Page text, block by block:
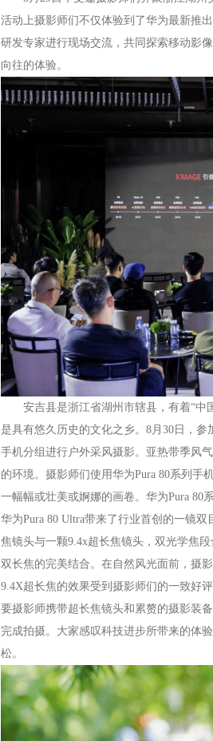
活动上摄影师们不仅体验到了华为最新推
研发专家进行现场交流，共同探索移动影
向往的体验。
安吉县是浙江省湖州市辖县，有着“中
是具有悠久历史的文化之乡。8月30日，参
手机分组进行户外采风摄影。亚热带季风
的环境。摄影师们使用华为Pura 80系列手
一幅幅或壮美或婀娜的画卷。华为Pura 80
华为Pura 80 Ultra带来了行业首创的一镜
焦镜头与一颗9.4x超长焦镜头，双光学焦
双长焦的完美结合。在自然风光面前，摄
9.4X超长焦的效果受到摄影师们的一致好
要摄影师携带超长焦镜头和累赘的摄影装
完成拍摄。大家感叹科技进步所带来的体
松。